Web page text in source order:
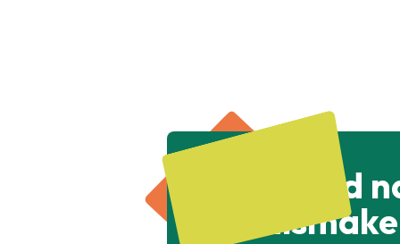
Benieuwd